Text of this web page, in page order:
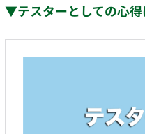
▼テスターとしての心